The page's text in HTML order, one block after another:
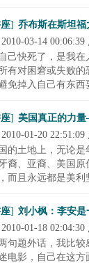
] 乔布斯在斯坦福
2010-03-14 00:06:39
己快死了，是我
有对困窘或失败
免掉入自己有东
] 美国真正的力
2010-01-20 22:51:09
的土地上，无论是
裔、亚裔、美国
而且永远都是美利
] 刘小枫：李安
2010-01-18 02:04:30
句题外话，我比
电影，自己在这